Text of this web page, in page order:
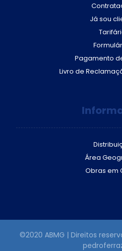
Já sou
Pagamento
Livro de
Área
Obras em
©2020 ABMG | Direitos